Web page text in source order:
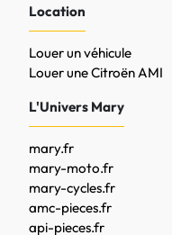
Location
Louer un véhicule
Louer une Citroën AMI
L'Univers Mary
mary.fr
mary-moto.fr
mary-cycles.fr
amc-pieces.fr
api-pieces.fr